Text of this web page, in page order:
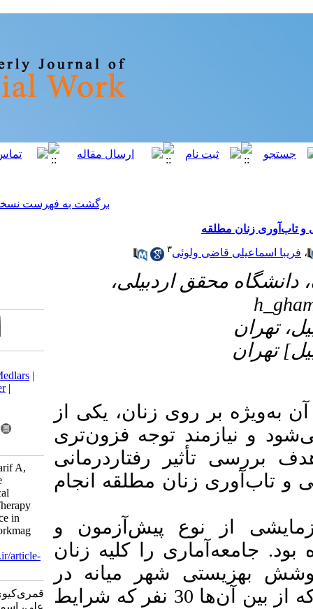
برگشت به فهرست نسخه ها
۳
زنان، یکی از
فزون‌تری
رفتاردرمانی
مطلقه انجام
پیش‌آزمون و
را کلیه زنان
شهر میانه در
زمستان 1394 تشکیل داده اند که از بین آن‌ها 30 نفر که شرایط
BibTeX
ProCite
Send citation to:
Mendeley
Ghamari Kivi H, Rezaii Sharif A,
Esmaeli Ghazi Valoii F. The
Effectiveness of Metaphorical
Cognitive and Behavioral Therapy
on Depression and Resilience in
Divorced Women. Socialworkmag
2016; 5 (1) :5-12
URL:http://socialworkmag.ir/article-
قمری‌کیوی حسین، رضایی‌شریف
علی، اسماعیلی قاضی ولوئی فریبا.